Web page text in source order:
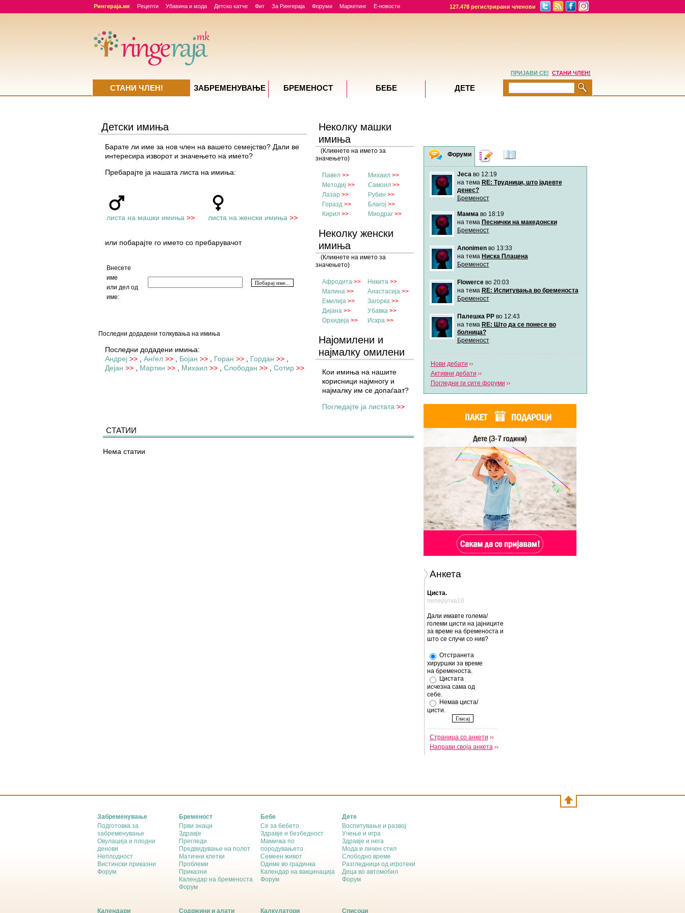
Рингераја.мк Рецепти Убавина и мода Детско катче Фит За Рингераја Форуми Маркетинг Е-новости 127.478 регистрирани членови
Детски имиња
Барате ли име за нов член на вашето семејство? Дали ве
интересира изворот и значењето на името?
Пребарајте ја нашата листа на имиња:
листа на машки имиња >> листа на женски имиња >>
или побарајте го името со пребарувачот
Внесете
име
или дел од
име:
Последни додадени толкувања на имиња
Последни додадени имиња:
Андреј >>, Анѓел >>, Бојан >>, Горан >>, Гордан >>,
Дејан >>, Мартин >>, Михаил >>, Слободан >>, Сотир >>
Неколку машки
имиња
(Кликнете на името за
значењето)
Павел >> Михаил >>
Методиј >> Самоил >>
Лазар >> Рубин >>
Горазд >> Благој >>
Кирил >> Миодраг >>
Неколку женски
имиња
(Кликнете на името за
значењето)
Афродита >> Никита >>
Малина >> Анастасија >>
Емилија >> Загорка >>
Дијана >> Убавка >>
Орхидеја >> Искра >>
Најомилени и
најмалку омилени
Кои имиња на нашите
корисници најмногу и
најмалку им се допаѓаат?
Погледајте ја листата >>
СТАТИИ
Нема статии
Форуми Дневници
Jecaво 12:19
на тема RE: Трудници, што јадевте
денес?
Бременост
Маммаво 18:19
на тема Песнички на македонски
Бременост
Anonimenво 13:33
на тема Ниска Плацена
Бременост
Flowerceво 20:03
на тема RE: Испитувања во бременоста
Бременост
Палешка РРво 12:43
на тема RE: Што да се понесе во
болница?
Бременост
Нови дебати
Активни дебати
Погледни ги сите форуми
Анкета
Циста.
пеперутка16
Дали имавте голема/
големи цисти на јајниците
за време на бременоста и
што се случи со нив?
Отстранета
хируршки за време
на бременоста.
Цистата
исчезна сама од
себе.
Немав циста/
цисти.
Страница со анкети
Направи своја анкета
ПРИЈАВИ СЕ! СТАНИ ЧЛЕН!
СТАНИ ЧЛЕН! ЗАБРЕМЕНУВАЊE БРЕМЕНОСТ БЕБЕ ДЕТЕ
Забременување
Подготовка за
забременување
Овулација и плодни
денови
Неплодност
Вистински приказни
Форум
Бременост
Први знаци
Здравје
Прегледи
Предвидување на полот
Матични клетки
Проблеми
Приказни
Календар на бременоста
Форум
Бебе
Се за бебето
Здравје и безбедност
Мамичка по
породувањето
Семеен живот
Одиме во градинка
Календар на вакцинација
Форум
Дете
Воспитување и развој
Учење и игра
Здравје и нега
Мода и личен стил
Слободно време
Разгледници од игротеки
Деца во автомобил
Форум
Календари Содржини и алати Калкулатори Списоци